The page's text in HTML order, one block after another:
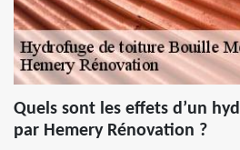
Quels sont les effets d’un
par Hemery Rénovation ?